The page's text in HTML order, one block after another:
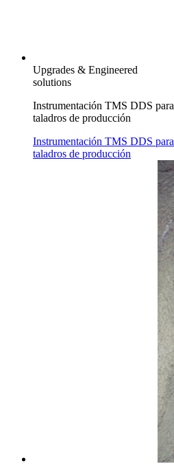
Upgrades & Engineered
solutions
Instrumentación TMS DDS para
taladros de producción
Instrumentación TMS DDS para
taladros de producción